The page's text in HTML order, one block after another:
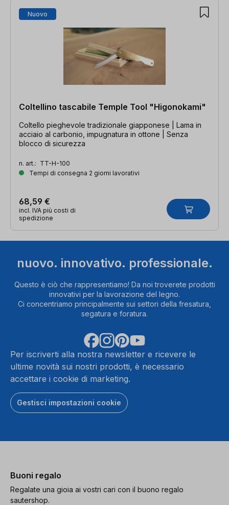
Nuovo
Coltellino tascabile Temple Tool "Higonokami"
Coltello pieghevole tradizionale giapponese | Lama in
acciaio al carbonio, impugnatura in ottone | Senza
blocco di sicurezza
n. art.: TT-H-100
Tempi di consegna 2 giorni lavorativi
68,59 €
incl. IVA più costi di
spedizione
nuovo. innovativo. professionale.
Questo è ciò che rappresentiamo! Da noi troverete prodotti
innovativi per la lavorazione del legno.
Ci concentriamo principalmente sui settori della fresatura,
segatura e foratura.
Per iscriverti alla nostra newsletter e ricevere le
ultime novità sui nostri prodotti, è necessario
accettare i cookie di marketing.
Gestisci impostazioni cookie
Buoni regalo
Regalate una gioia ai vostri cari con il buono regalo
sautershop.